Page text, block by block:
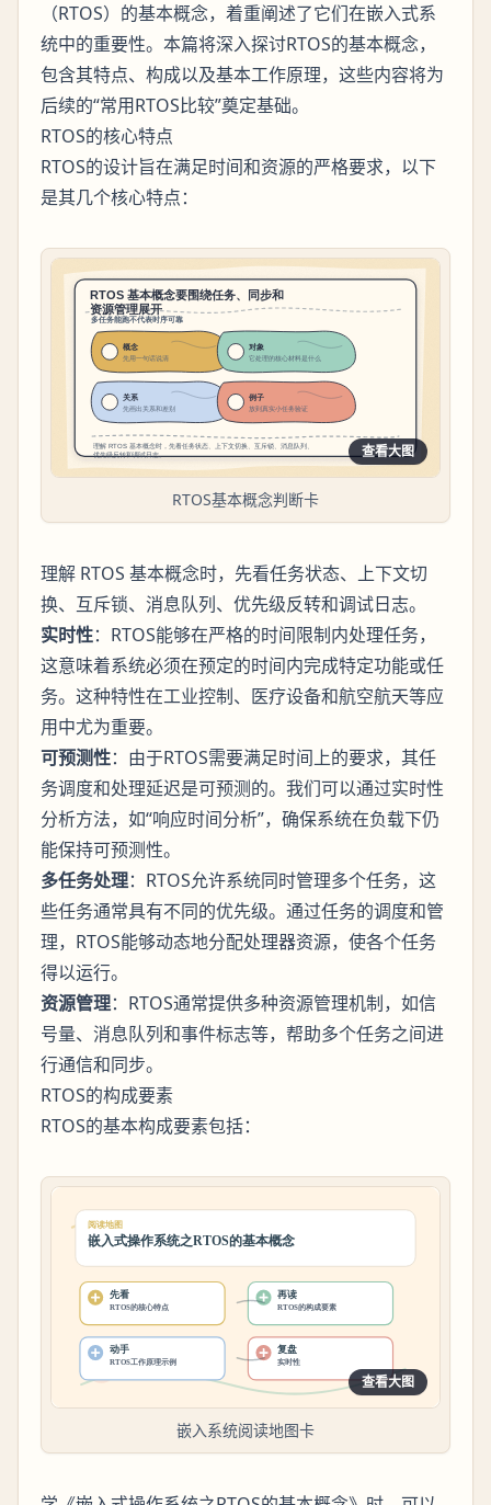
（RTOS）的基本概念，着重阐述了它们在嵌入式系
统中的重要性。本篇将深入探讨RTOS的基本概念，
包含其特点、构成以及基本工作原理，这些内容将为
后续的“常用RTOS比较”奠定基础。
RTOS的核心特点
RTOS的设计旨在满足时间和资源的严格要求，以下
是其几个核心特点：
查看大图
RTOS基本概念判断卡
理解 RTOS 基本概念时，先看任务状态、上下文切
换、互斥锁、消息队列、优先级反转和调试日志。
实时性：RTOS能够在严格的时间限制内处理任务，
这意味着系统必须在预定的时间内完成特定功能或任
务。这种特性在工业控制、医疗设备和航空航天等应
用中尤为重要。
可预测性：由于RTOS需要满足时间上的要求，其任
务调度和处理延迟是可预测的。我们可以通过实时性
分析方法，如“响应时间分析”，确保系统在负载下仍
能保持可预测性。
多任务处理：RTOS允许系统同时管理多个任务，这
些任务通常具有不同的优先级。通过任务的调度和管
理，RTOS能够动态地分配处理器资源，使各个任务
得以运行。
资源管理：RTOS通常提供多种资源管理机制，如信
号量、消息队列和事件标志等，帮助多个任务之间进
行通信和同步。
RTOS的构成要素
RTOS的基本构成要素包括：
查看大图
嵌入系统阅读地图卡